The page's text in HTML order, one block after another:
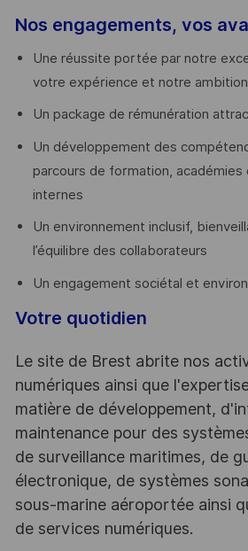
Nos engagements, vos
Une réussite portée par notre
votre expérience et notre
Un package de rémunération
Un développement des
parcours de formation, académies
internes
Un environnement inclusif,
l’équilibre des collaborateurs
Un engagement sociétal et
Votre quotidien
Le site de Brest abrite nos
numériques ainsi que
matière de développement,
maintenance pour des
de surveillance maritimes, de
électronique, de systèmes
sous-marine aéroportée ainsi
de services numériques.